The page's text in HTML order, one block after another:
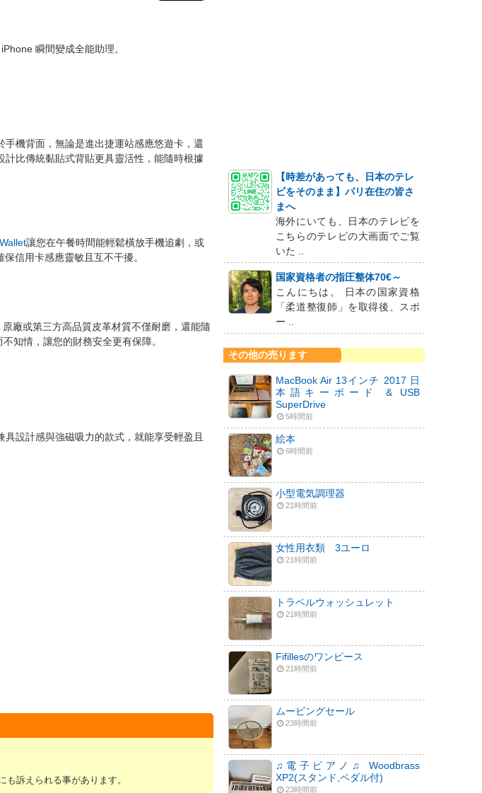
瞬間變成全能助理。
機背面，無論是進出捷運站感應悠遊卡，還
計比傳統黏貼式背貼更具靈活性，能隨時根據
讓您在午餐時間能輕鬆橫放手機追劇，或
信用卡感應靈敏且互不干擾。
廠或第三方高品質皮革材質不僅耐磨，還能隨
知情，讓您的財務安全更有保障。
設計感與強磁吸力的款式，就能享受輕盈且
訴えられる事があります。
【時差があっても、日本のテレ
ビをそのまま】パリ在住の皆さ
まへ
海外にいても、日本のテレビを
こちらのテレビの大画面でご覧
いた ..
国家資格者の指圧整体70€～
こんにちは。 日本の国家資格
「柔道整復師」を取得後、スポ
ー ..
その他の売ります
MacBook Air 13インチ 2017 日
本語キーボード & USB
SuperDrive
5時間前
絵本
6時間前
小型電気調理器
21時間前
女性用衣類 3ユーロ
21時間前
トラベルウォッシュレット
21時間前
Fifillesのワンピース
21時間前
ムービングセール
23時間前
♫電子ピアノ♫ Woodbrass
XP2(スタンド,ペダル付)
23時間前